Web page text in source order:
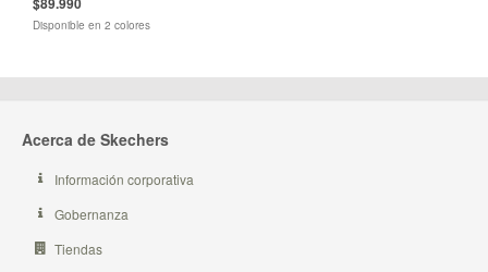
Disponible en 2 colores
Acerca de Skechers
Información corporativa
Gobernanza
Tiendas